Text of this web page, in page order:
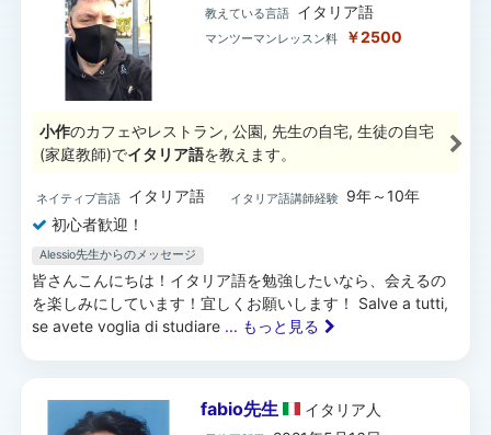
教えている言語 イタリア語
マンツーマンレッスン料 ￥2500
小作のカフェやレストラン, 公園, 先生の自宅, 生徒の自宅
(家庭教師)でイタリア語を教えます。
ネイティブ言語 イタリア語 イタリア語講師経験
9年～10年
初心者歓迎！
Alessio先生からのメッセージ
皆さんこんにちは！イタリア語を勉強したいなら、会えるの
を楽しみにしています！宜しくお願いします！ Salve a tutti,
se avete voglia di studiare ... もっと見る
fabio先生 イタリア 人